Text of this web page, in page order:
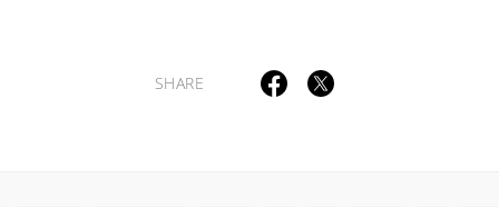
SHARE